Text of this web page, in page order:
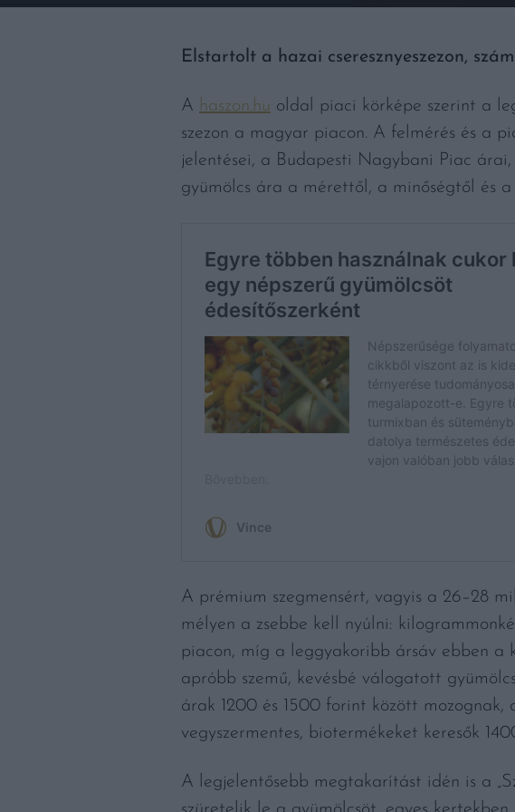
Elstartolt a hazai cseresznyeszezon,
A haszon.hu oldal piaci körképe szerint a
szezon a magyar piacon. A felmérés és a
jelentései, a Budapesti Nagybani Piac
gyümölcs ára a mérettől, a minőségtől és
A prémium szegmensért, vagyis a 26–28
mélyen a zsebbe kell nyúlni:
piacon, míg a leggyakoribb ársáv ebben a
apróbb szemű, kevésbé válogatott
árak 1200 és 1500 forint között
vegyszermentes, biotermékeket keresők
A legjelentősebb megtakarítást idén is a